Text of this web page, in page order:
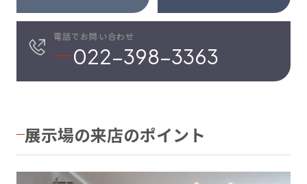
電話でお問い合わせ
022-398-3363
展示場の来店のポイント